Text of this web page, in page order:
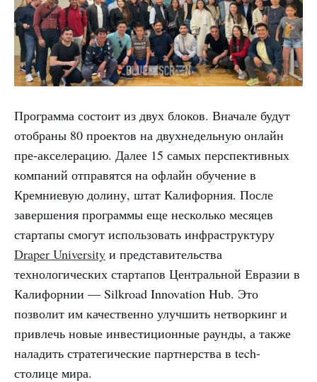
Программа состоит из двух блоков. Вначале будут
отобраны 80 проектов на двухнедельную онлайн
пре-акселерацию. Далее 15 самых перспективных
компаний отправятся на офлайн обучение в
Кремниевую долину, штат Калифорния. После
завершения программы еще несколько месяцев
стартапы смогут использовать инфраструктуру
Draper University и представительства
технологических стартапов Центральной Евразии в
Калифорнии — Silkroad Innovation Hub. Это
позволит им качественно улучшить нетворкинг и
привлечь новые инвестиционные раунды, а также
наладить стратегические партнерства в tech-
столице мира.